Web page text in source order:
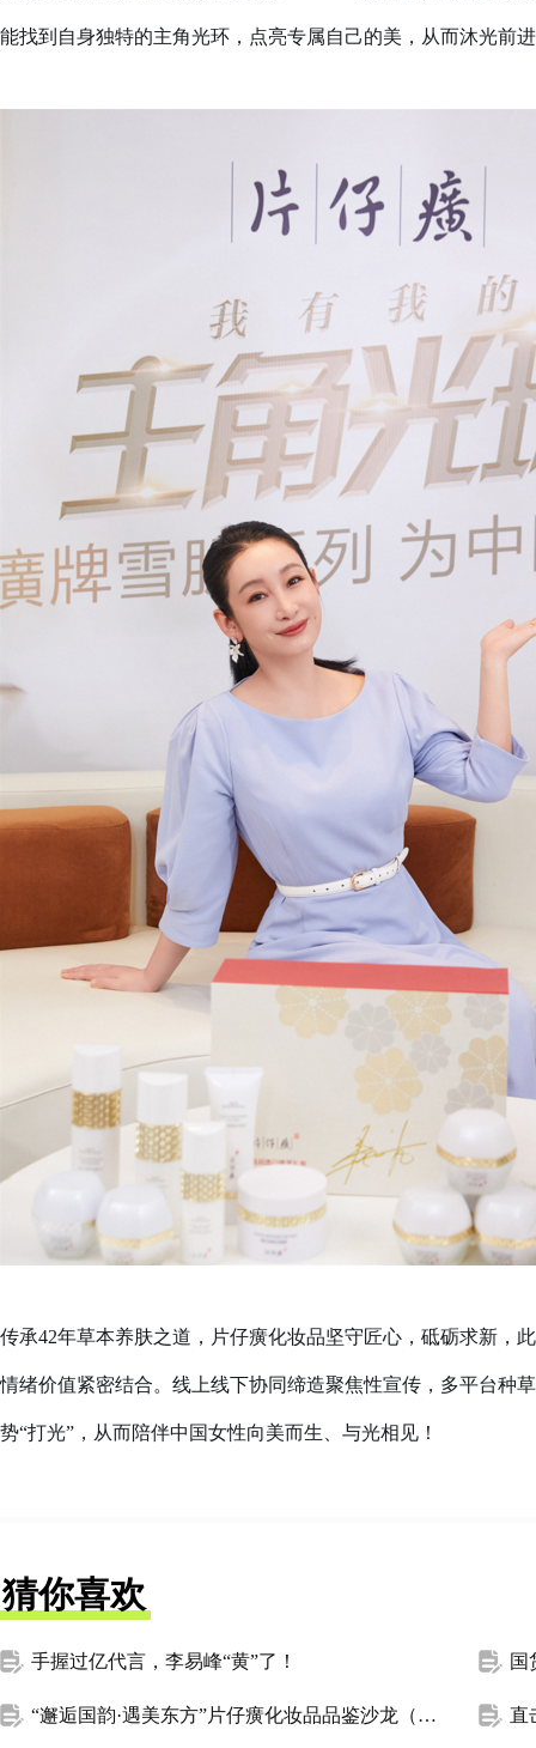
能找到自身独特的主角光环，点亮专属自己的美，从而沐光前
传承42年草本养肤之道，片仔癀化妆品坚守匠心，砥砺求新，
情绪价值紧密结合。线上线下协同缔造聚焦性宣传，多平台种
势“打光”，从而陪伴中国女性向美而生、与光相见！
猜你喜欢
手握过亿代言，李易峰“黄”了！
“邂逅国韵·遇美东方”片仔癀化妆品品鉴沙龙（开封站）圆满举办